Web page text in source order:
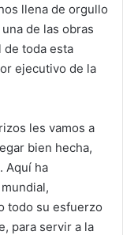
llena de orgullo
de las obras
de toda esta
ejecutivo de la
les vamos a
bien hecha,
Aquí ha
todo su esfuerzo
para servir a la